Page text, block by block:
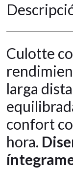
Culotte
larga
confort
hora.